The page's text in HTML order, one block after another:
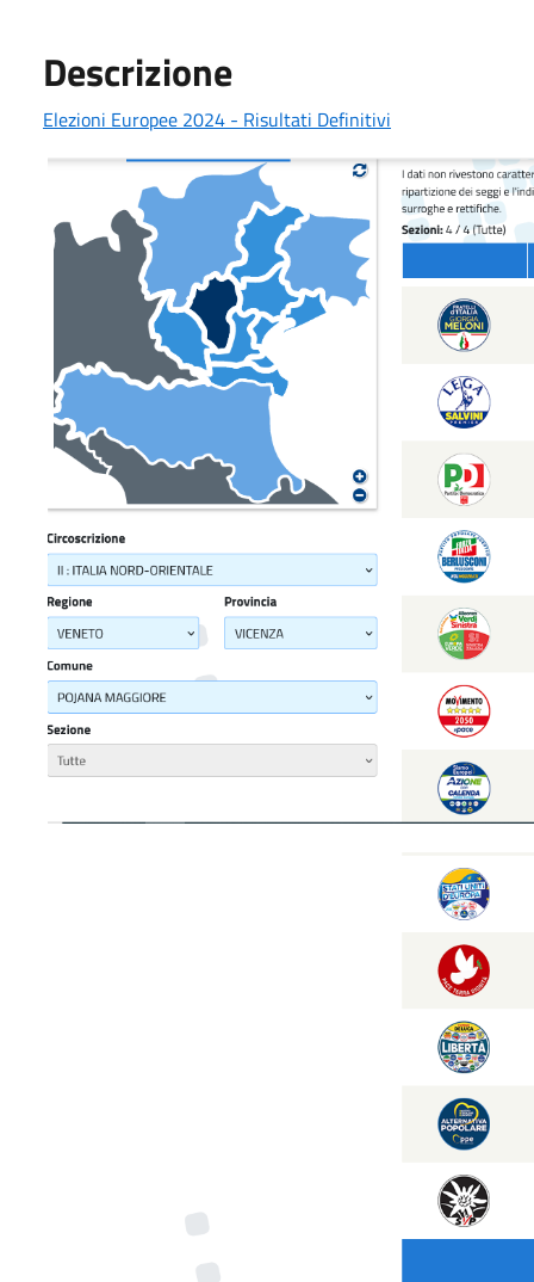
Descrizione
Elezioni Europee 2024 - Risultati Definitivi